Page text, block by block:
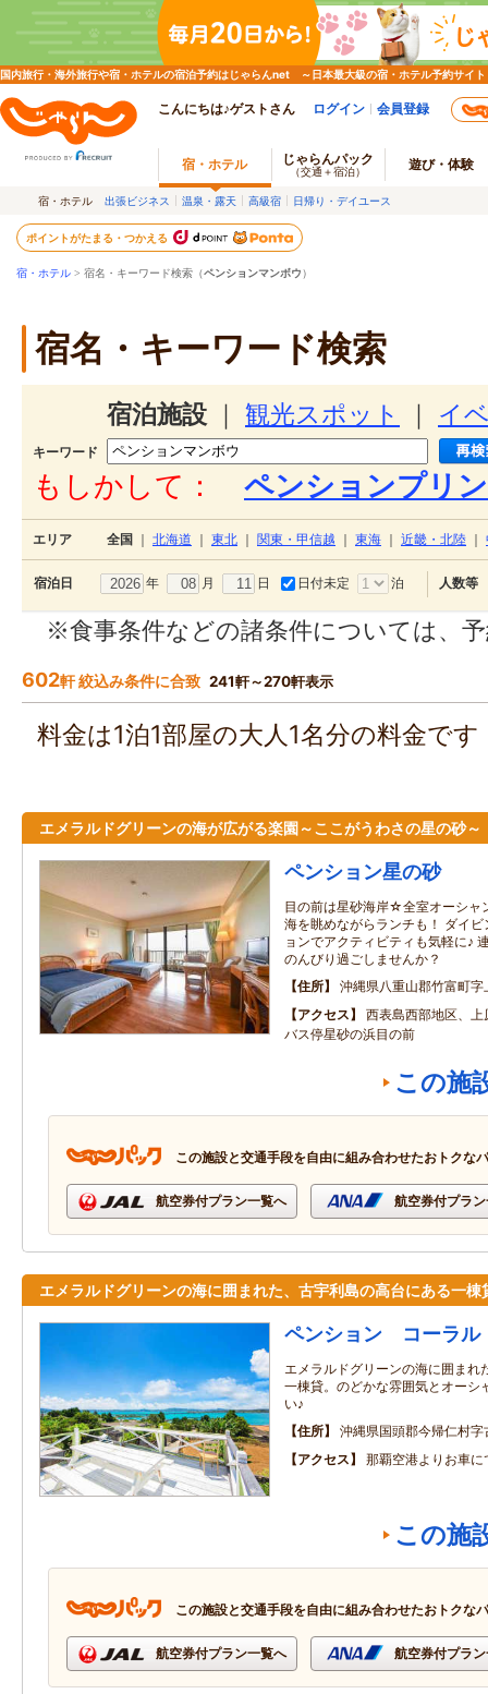
国内旅行・海外旅行や宿・ホテルの宿泊予約はじゃらんnet ～日本最大級の宿・ホテル予約サイト
こんにちは♪ゲストさん ログイン 会員登録
宿・ホテル じゃらんパック
（交通＋宿泊） 遊び・体験
宿・ホテル 出張ビジネス 温泉・露天 高級宿 日帰り・デイユース
ポイントがたまる・つかえる
宿・ホテル > 宿名・キーワード検索（ペンションマンボウ）
宿名・キーワード検索
宿泊施設 観光スポット イ
キーワード
もしかして： ペンションプリ
エリア 全国 北海道 東北 関東・甲信越 東海 近畿・北陸
宿泊日 年 月 日 日付未定 泊 人数等
※食事条件などの諸条件については、
602軒 絞込み条件に合致 241軒～270軒表示
料金は1泊1部屋の大人1名分の料金で
エメラルドグリーンの海が広がる楽園～ここがうわさの星の砂～
ペンション星の砂
目の前は星砂海岸☆全室オーシャ
海を眺めながらランチも！ ダイ
ョンでアクティビティも気軽に♪
のんびり過ごしませんか？
住所
沖縄県八重山郡竹富町
アクセス
西表島西部地区、
バス停星砂の浜目の前
この施
この施設と交通手段を自由に組み合わせたおトクな
航空券付プラン一覧へ 航空券付プラ
エメラルドグリーンの海に囲まれた、古宇利島の高台にある一
ペンション コーラル
エメラルドグリーンの海に囲まれ
一棟貸。のどかな雰囲気とオーシ
い♪
住所
沖縄県国頭郡今帰仁村字
アクセス
那覇空港よりお車に
この施
この施設と交通手段を自由に組み合わせたおトクな
航空券付プラン一覧へ 航空券付プラ